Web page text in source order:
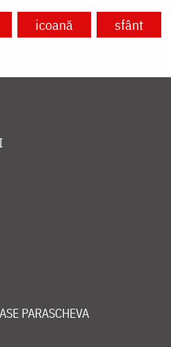
icoană sfânt
PARASCHEVA